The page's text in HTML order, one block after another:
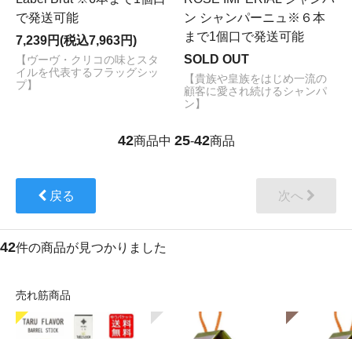
で発送可能
7,239円(税込7,963円)
【ヴーヴ・クリコの味とスタ
イルを代表するフラッグシッ
プ】
ン シャンパーニュ※６本
まで1個口で発送可能
SOLD OUT
【貴族や皇族をはじめ一流の
顧客に愛され続けるシャンパ
ン】
42商品中 25-42商品
戻る 次へ
42件の商品が見つかりました
売れ筋商品